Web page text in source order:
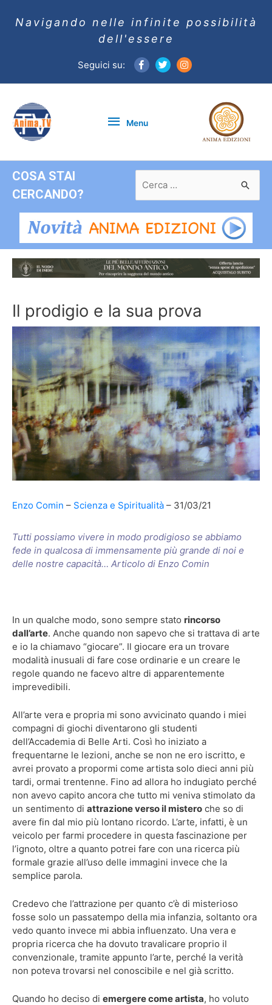
Navigando nelle infinite possibilità
dell'essere
Seguici su:
Menu
COSA STAI
CERCANDO?
per:
Il prodigio e la sua prova
Enzo Comin Scienza e Spiritualità 31/03/21
Tutti possiamo vivere in modo prodigioso se abbiamo
fede in qualcosa di immensamente più grande di noi e
delle nostre capacità… Articolo di Enzo Comin
In un qualche modo, sono sempre stato rincorso
dall’arte. Anche quando non sapevo che si trattava di arte
e io la chiamavo “giocare”. Il giocare era un trovare
modalità inusuali di fare cose ordinarie e un creare le
regole quando ne facevo altre di apparentemente
imprevedibili.
All’arte vera e propria mi sono avvicinato quando i miei
compagni di giochi diventarono gli studenti
dell’Accademia di Belle Arti. Così ho iniziato a
frequentarne le lezioni, anche se non ne ero iscritto, e
avrei provato a propormi come artista solo dieci anni più
tardi, ormai trentenne. Fino ad allora ho indugiato perché
non avevo capito ancora che tutto mi veniva stimolato da
un sentimento di attrazione verso il mistero che so di
avere fin dal mio più lontano ricordo. L’arte, infatti, è un
veicolo per farmi procedere in questa fascinazione per
l’ignoto, oltre a quanto potrei fare con una ricerca più
formale grazie all’uso delle immagini invece che la
semplice parola.
Credevo che l’attrazione per quanto c’è di misterioso
fosse solo un passatempo della mia infanzia, soltanto ora
vedo quanto invece mi abbia influenzato. Una vera e
propria ricerca che ha dovuto travalicare proprio il
convenzionale, tramite appunto l’arte, perché la verità
non poteva trovarsi nel conoscibile e nel già scritto.
Quando ho deciso di emergere come artista, ho voluto